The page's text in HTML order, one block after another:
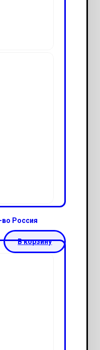
Россия
В корзину